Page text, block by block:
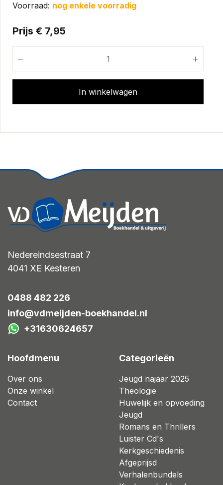
Voorraad: nog enkele voorradig
Prijs € 7,95
In winkelwagen
Nedereindsestraat 7
4041 XE Kesteren
0488 482 226
info@vdmeijden-boekhandel.nl
+31630624657
Hoofdmenu
Over ons
Onze winkel
Contact
Categorieën
Jeugd najaar 2025
Theologie
Huwelijk en opvoeding
Jeugd
Romans en Thrillers
Luister Cd's
Kerkgeschiedenis
Afgeprijsd
Verhalenbundels